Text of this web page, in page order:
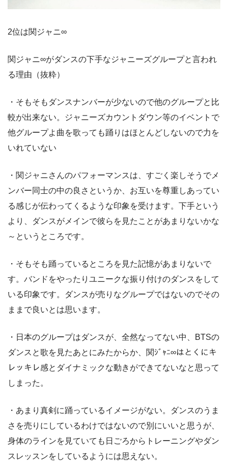
2位は関ジャニ∞
関ジャニ∞がダンスの下手なジャニーズグループと言われ
る理由（抜粋）
・そもそもダンスナンバーが少ないので他のグループと比
較が出来ない。ジャニーズカウントダウン等のイベントで
他グループよ曲を歌っても踊りはほとんどしないので力を
いれていない
・関ジャニさんのパフォーマンスは、すごく楽しそうでメ
ンバー同士の中の良さというか、お互いを尊重しあってい
る感じが伝わってくるような印象を受けます。下手という
より、ダンスがメインで彼らを見たことがあまりないかな
～というところです。
・そもそも踊っているところを見た記憶があまりないで
す。バンドをやったりユニークな振り付けのダンスをして
いる印象です。ダンスが売りなグループではないのでその
ままで良いとは思います。
・日本のグループはダンスが、全然なってない中、BTSの
ダンスと歌を見たあとにみたからか、関ｼﾞｬﾆ∞はとくにキ
レッキレ感とダイナミックな動きができてないなと思って
しまった。
・あまり真剣に踊っているイメージがない。ダンスのうま
さを売りにしているわけではないので別にいいと思うが、
身体のラインを見ていても日ごろからトレーニングやダン
スレッスンをしているようには思えない。